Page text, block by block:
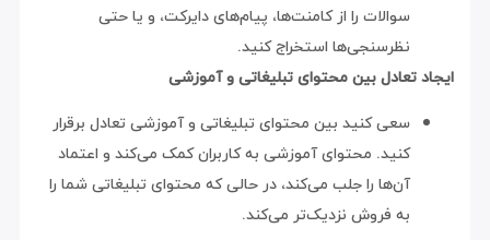
سوالات را از کامنت‌ها، پیام‌های دایرکت، و یا حتی
نظرسنجی‌ها استخراج کنید.
ایجاد تعادل بین محتوای تبلیغاتی و آموزشی
سعی کنید بین محتوای تبلیغاتی و آموزشی تعادل برقرار
کنید. محتوای آموزشی به کاربران کمک می‌کند و اعتماد
آن‌ها را جلب می‌کند، در حالی که محتوای تبلیغاتی شما را
به فروش نزدیک‌تر می‌کند.